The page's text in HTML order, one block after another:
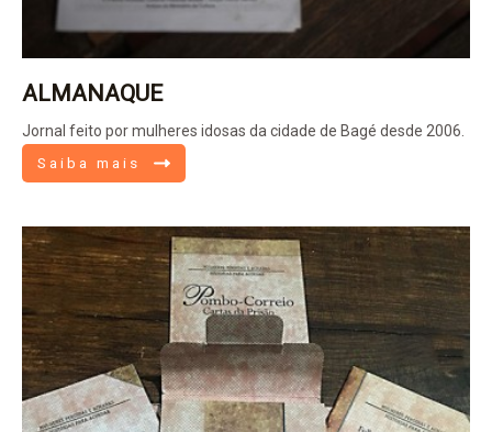
ALMANAQUE
Jornal feito por mulheres idosas da cidade de Bagé desde 2006.
Saiba mais